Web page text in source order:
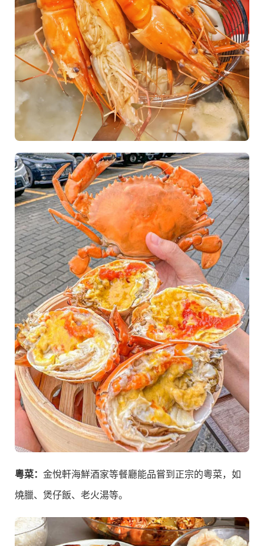
粵菜： 金悅軒海鮮酒家等餐廳能品嘗到正宗的粵菜，如
燒臘、煲仔飯、老火湯等。